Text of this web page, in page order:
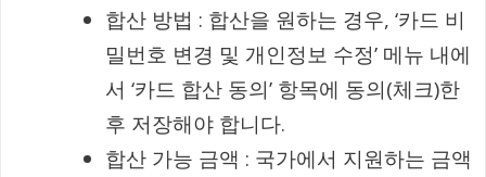
합산 방법 : 합산을 원하는 경우, ‘카드 비
밀번호 변경 및 개인정보 수정’ 메뉴 내에
서 ‘카드 합산 동의’ 항목에 동의(체크)한
후 저장해야 합니다.
합산 가능 금액 : 국가에서 지원하는 금액